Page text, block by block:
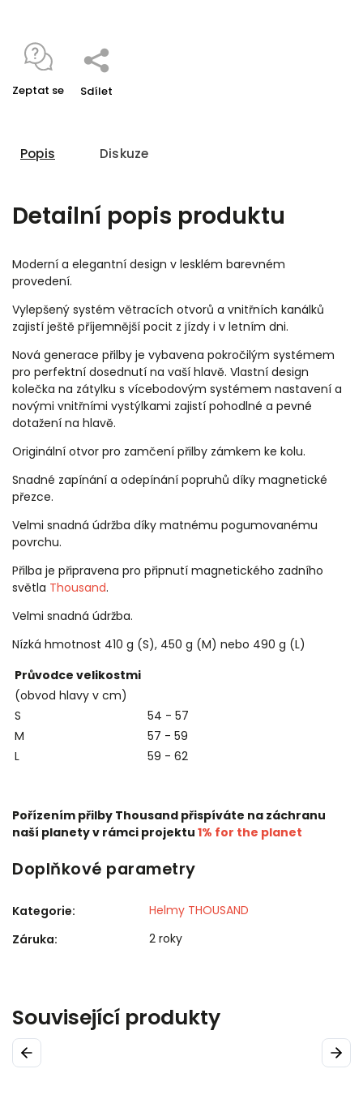
Zeptat se Sdílet
Popis Diskuze
Detailní popis produktu
Moderní a elegantní design v lesklém barevném
provedení.
Vylepšený systém větracích otvorů a vnitřních kanálků
zajistí ještě příjemnější pocit z jízdy i v letním dni.
Nová generace přilby je vybavena pokročilým systémem
pro perfektní dosednutí na vaší hlavě. Vlastní design
kolečka na zátylku s vícebodovým systémem nastavení a
novými vnitřními vystýlkami zajistí pohodlné a pevné
dotažení na hlavě.
Originální otvor pro zamčení přilby zámkem ke kolu.
Snadné zapínání a odepínání popruhů díky magnetické
přezce.
Velmi snadná údržba díky matnému pogumovanému
povrchu.
Přilba je připravena pro připnutí magnetického zadního
světla Thousand.
Velmi snadná údržba.
Nízká hmotnost 410 g (S), 450 g (M) nebo 490 g (L)
Průvodce velikostmi
(obvod hlavy v cm)
S
54 - 57
M
57 - 59
L
59 - 62
Pořízením přilby Thousand přispíváte na záchranu
naší planety v rámci projektu 1% for the planet
Doplňkové parametry
Kategorie:
Helmy THOUSAND
Záruka: 2 roky
Související produkty
Previous Next